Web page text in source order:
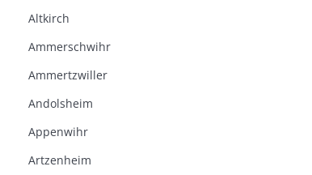
Altkirch
Ammerschwihr
Ammertzwiller
Andolsheim
Appenwihr
Artzenheim